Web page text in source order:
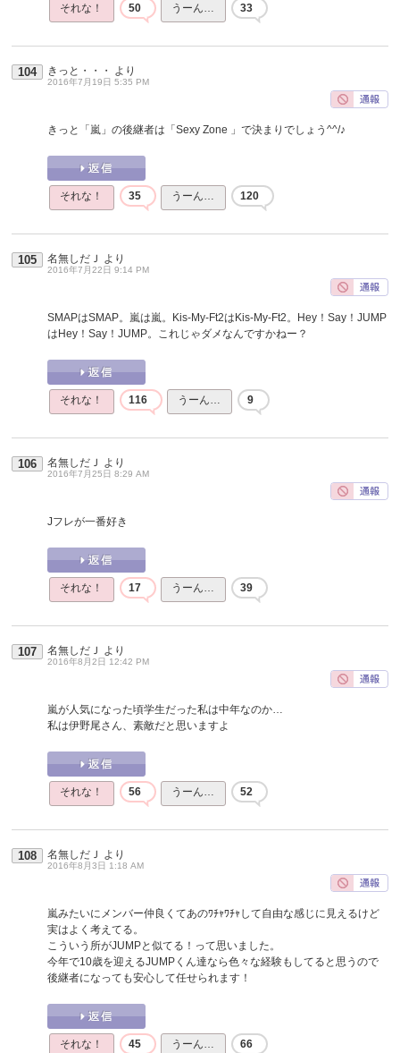
それな！ 50 うーん… 33
104 きっと・・・ より
2016年7月19日 5:35 PM
きっと「嵐」の後継者は「Sexy Zone 」で決まりでしょう^^/♪
それな！ 35 うーん… 120
105 名無しだＪ より
2016年7月22日 9:14 PM
SMAPはSMAP。嵐は嵐。Kis-My-Ft2はKis-My-Ft2。Hey！Say！JUMP
はHey！Say！JUMP。これじゃダメなんですかねー？
それな！ 116 うーん… 9
106 名無しだＪ より
2016年7月25日 8:29 AM
Jフレが一番好き
それな！ 17 うーん… 39
107 名無しだＪ より
2016年8月2日 12:42 PM
嵐が人気になった頃学生だった私は中年なのか…
私は伊野尾さん、素敵だと思いますよ
それな！ 56 うーん… 52
108 名無しだＪ より
2016年8月3日 1:18 AM
嵐みたいにメンバー仲良くてあのﾜﾁｬﾜﾁｬして自由な感じに見えるけど
実はよく考えてる。
こういう所がJUMPと似てる！って思いました。
今年で10歳を迎えるJUMPくん達なら色々な経験もしてると思うので
後継者になっても安心して任せられます！
それな！ 45 うーん… 66